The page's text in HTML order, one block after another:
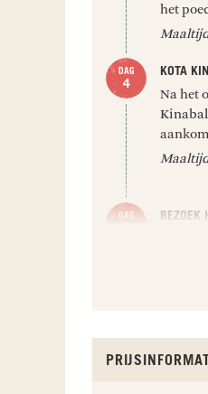
het
KOTA
Na het
BEZOEK
leren
in de